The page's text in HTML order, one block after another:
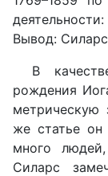
Вывод:
В
рождения
же статье
много
Силарс